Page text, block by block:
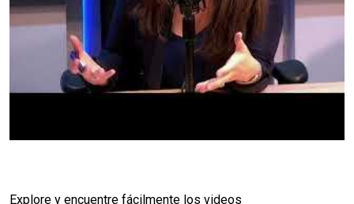
Explore y encuentre fácilmente los videos